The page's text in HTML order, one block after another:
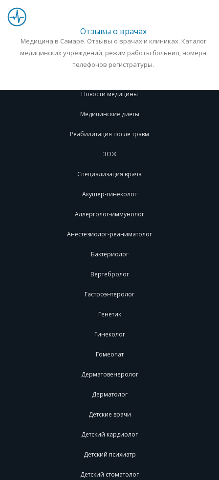
Отзывы о врачах
Медицина в Самаре. Отзывы о врачах и клиниках. Каталог
медицинских учреждений, режим работы больниц, номера
телефонов регистратуры.
Новости медицины
Медицинские диеты
Реабилитация после травм
ЗОЖ
Специализация врача
Акушер-гинеколог
Аллерголог-иммунолог
Анестезиолог-реаниматолог
Бактериолог
Вертебролог
Гастроэнтеролог
Генетик
Гинеколог
Гомеопат
Дерматовенеролог
Дерматолог
Детские врачи
Детский кардиолог
Детский психиатр
Детский стоматолог